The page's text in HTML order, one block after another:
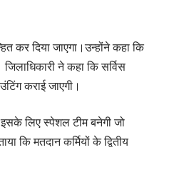
कर दिया जाएगा।उन्होंने कहा कि
ने कहा कि सर्विस
कराई जाएगी।
इसके लिए स्पेशल टीम बनेगी जो
कि मतदान कर्मियों के द्वितीय